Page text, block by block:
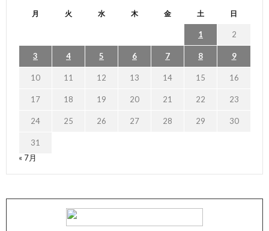
月 火 水 木 金 土 日
1 2
3 4 5 6 7 8 9
10 11 12 13 14 15 16
17 18 19 20 21 22 23
24 25 26 27 28 29 30
31
« 7月